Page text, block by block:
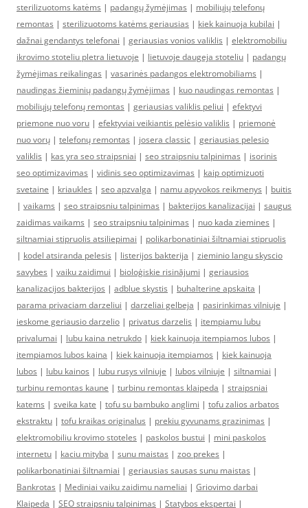
sterilizuotoms katėms | padangų žymėjimas | mobiliųjų telefonų
remontas | sterilizuotoms katėms geriausias | kiek kainuoja kubilai |
dažnai gendantys telefonai | geriausias vonios valiklis | elektromobiliu
ikrovimo stoteliu pletra lietuvoje | lietuvoje daugeja stoteliu | padangų
žymėjimas reikalingas | vasarinės padangos elektromobiliams |
naudingas žieminių padangų žymėjimas | kuo naudingas remontas |
mobiliųjų telefonų remontas | geriausias valiklis peliui | efektyvi
priemone nuo voru | efektyviai veikiantis pelėsio valiklis | priemonė
nuo vorų | telefonų remontas | josera classic | geriausias pelesio
valiklis | kas yra seo straipsniai | seo straipsniu talpinimas | isorinis
seo optimizavimas | vidinis seo optimizavimas | kaip optimizuoti
svetaine | kriaukles | seo apzvalga | namu apyvokos reikmenys | buitis
| vaikams | seo straipsniu talpinimas | bakterijos kanalizacijai | saugus
zaidimas vaikams | seo straipsniu talpinimas | nuo kada ziemines |
siltnamiai stipruolis atsiliepimai | polikarbonatiniai šiltnamiai stipruolis
| kodel atsiranda pelesis | listerijos bakterija | zieminio langu skyscio
savybes | vaiku zaidimui | bioloģiskie risinājumi | geriausios
kanalizacijos bakterijos | adblue skystis | buhalterine apskaita |
parama privaciam darzeliui | darzeliai gelbeja | pasirinkimas vilniuje |
ieskome geriausio darzelio | privatus darzelis | itempiamu lubu
privalumai | lubu kaina netrukdo | kiek kainuoja itempiamos lubos |
itempiamos lubos kaina | kiek kainuoja itempiamos | kiek kainuoja
lubos | lubu kainos | lubu rusys vilniuje | lubos vilniuje | siltnamiai |
turbinu remontas kaune | turbinu remontas klaipeda | straipsniai
katems | sveika kate | tofu su bambuko anglimi | tofu zalios arbatos
ekstraktu | tofu kraikas originalus | prekiu gyvunams grazinimas |
elektromobiliu krovimo stoteles | paskolos bustui | mini paskolos
internetu | kaciu mityba | sunu maistas | zoo prekes |
polikarbonatiniai šiltnamiai | geriausias sausas sunu maistas |
Bankrotas | Mediniai vaiku zaidimu nameliai | Griovimo darbai
Klaipeda | SEO straipsniu talpinimas | Statybos ekspertai |